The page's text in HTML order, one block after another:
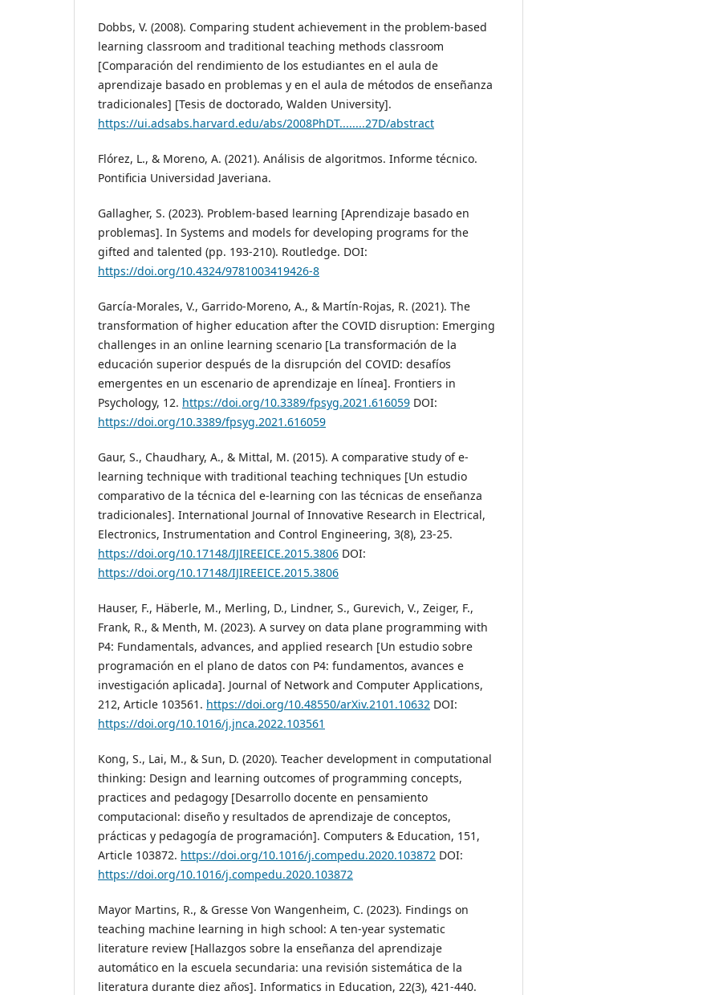
Dobbs, V. (2008). Comparing student achievement in the problem-based
learning classroom and traditional teaching methods classroom
[Comparación del rendimiento de los estudiantes en el aula de
aprendizaje basado en problemas y en el aula de métodos de enseñanza
tradicionales] [Tesis de doctorado, Walden University].
https://ui.adsabs.harvard.edu/abs/2008PhDT........27D/abstract
Flórez, L., & Moreno, A. (2021). Análisis de algoritmos. Informe técnico.
Pontificia Universidad Javeriana.
Gallagher, S. (2023). Problem-based learning [Aprendizaje basado en
problemas]. In Systems and models for developing programs for the
gifted and talented (pp. 193-210). Routledge. DOI:
https://doi.org/10.4324/9781003419426-8
García-Morales, V., Garrido-Moreno, A., & Martín-Rojas, R. (2021). The
transformation of higher education after the COVID disruption: Emerging
challenges in an online learning scenario [La transformación de la
educación superior después de la disrupción del COVID: desafíos
emergentes en un escenario de aprendizaje en línea]. Frontiers in
Psychology, 12. https://doi.org/10.3389/fpsyg.2021.616059 DOI:
https://doi.org/10.3389/fpsyg.2021.616059
Gaur, S., Chaudhary, A., & Mittal, M. (2015). A comparative study of e-
learning technique with traditional teaching techniques [Un estudio
comparativo de la técnica del e-learning con las técnicas de enseñanza
tradicionales]. International Journal of Innovative Research in Electrical,
Electronics, Instrumentation and Control Engineering, 3(8), 23-25.
https://doi.org/10.17148/IJIREEICE.2015.3806 DOI:
https://doi.org/10.17148/IJIREEICE.2015.3806
Hauser, F., Häberle, M., Merling, D., Lindner, S., Gurevich, V., Zeiger, F.,
Frank, R., & Menth, M. (2023). A survey on data plane programming with
P4: Fundamentals, advances, and applied research [Un estudio sobre
programación en el plano de datos con P4: fundamentos, avances e
investigación aplicada]. Journal of Network and Computer Applications,
212, Article 103561. https://doi.org/10.48550/arXiv.2101.10632 DOI:
https://doi.org/10.1016/j.jnca.2022.103561
Kong, S., Lai, M., & Sun, D. (2020). Teacher development in computational
thinking: Design and learning outcomes of programming concepts,
practices and pedagogy [Desarrollo docente en pensamiento
computacional: diseño y resultados de aprendizaje de conceptos,
prácticas y pedagogía de programación]. Computers & Education, 151,
Article 103872. https://doi.org/10.1016/j.compedu.2020.103872 DOI:
https://doi.org/10.1016/j.compedu.2020.103872
Mayor Martins, R., & Gresse Von Wangenheim, C. (2023). Findings on
teaching machine learning in high school: A ten-year systematic
literature review [Hallazgos sobre la enseñanza del aprendizaje
automático en la escuela secundaria: una revisión sistemática de la
literatura durante diez años]. Informatics in Education, 22(3), 421-440.